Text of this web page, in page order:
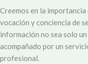
Creemos en la
vocación y conciencia de
información no sea solo
acompañado por un
profesional.